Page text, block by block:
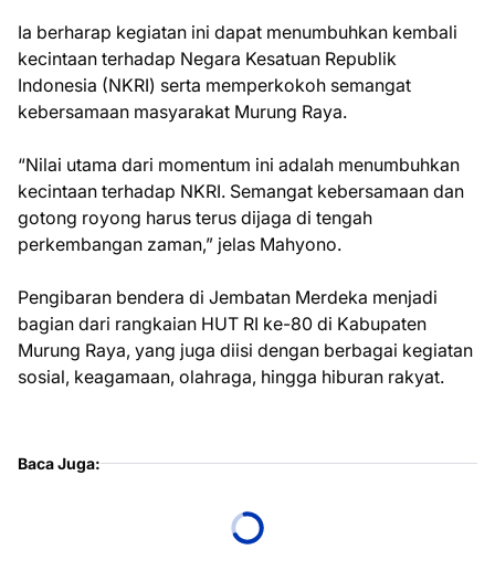
Ia berharap kegiatan ini dapat menumbuhkan kembali
kecintaan terhadap Negara Kesatuan Republik
Indonesia (NKRI) serta memperkokoh semangat
kebersamaan masyarakat Murung Raya.
“Nilai utama dari momentum ini adalah menumbuhkan
kecintaan terhadap NKRI. Semangat kebersamaan dan
gotong royong harus terus dijaga di tengah
perkembangan zaman,” jelas Mahyono.
Pengibaran bendera di Jembatan Merdeka menjadi
bagian dari rangkaian HUT RI ke-80 di Kabupaten
Murung Raya, yang juga diisi dengan berbagai kegiatan
sosial, keagamaan, olahraga, hingga hiburan rakyat.
Baca Juga: